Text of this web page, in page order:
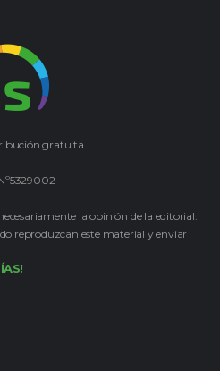
gratuita.
la opinión de la editorial.
reproduzcan este material y enviar